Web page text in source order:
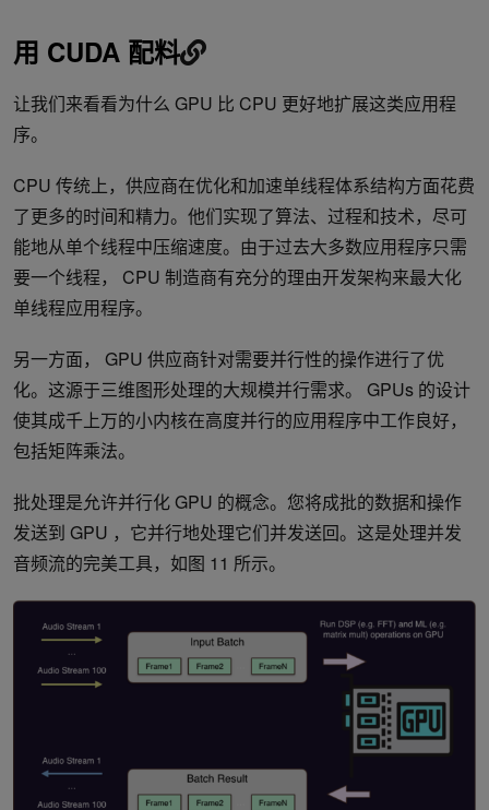
用 CUDA 配料
让我们来看看为什么 GPU 比 CPU 更好地扩展这类应用程
序。
CPU 传统上，供应商在优化和加速单线程体系结构方面花费
了更多的时间和精力。他们实现了算法、过程和技术，尽可
能地从单个线程中压缩速度。由于过去大多数应用程序只需
要一个线程， CPU 制造商有充分的理由开发架构来最大化
单线程应用程序。
另一方面， GPU 供应商针对需要并行性的操作进行了优
化。这源于三维图形处理的大规模并行需求。 GPUs 的设计
使其成千上万的小内核在高度并行的应用程序中工作良好，
包括矩阵乘法。
批处理是允许并行化 GPU 的概念。您将成批的数据和操作
发送到 GPU ，它并行地处理它们并发送回。这是处理并发
音频流的完美工具，如图 11 所示。